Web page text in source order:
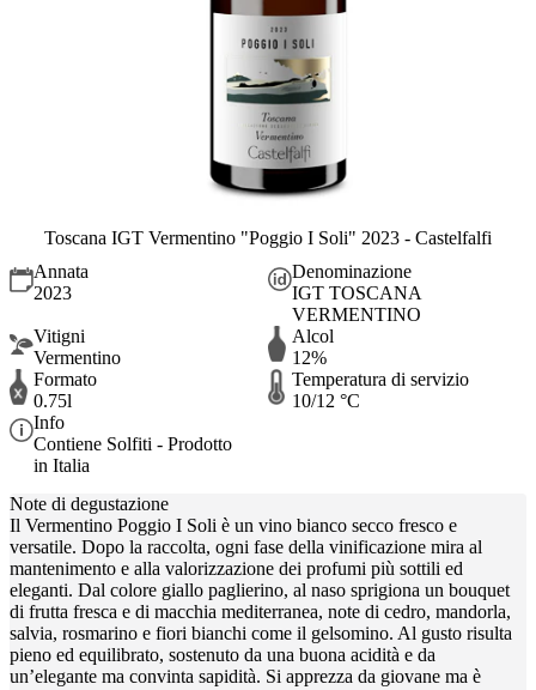
Toscana IGT Vermentino "Poggio I Soli" 2023 - Castelfalfi
Annata
2023
Denominazione
IGT TOSCANA
VERMENTINO
Vitigni
Vermentino
Alcol
12%
Formato
0.75l
Temperatura di servizio
10/12 °C
Info
Contiene Solfiti - Prodotto
in Italia
Note di degustazione
Il Vermentino Poggio I Soli è un vino bianco secco fresco e
versatile. Dopo la raccolta, ogni fase della vinificazione mira al
mantenimento e alla valorizzazione dei profumi più sottili ed
eleganti. Dal colore giallo paglierino, al naso sprigiona un bouquet
di frutta fresca e di macchia mediterranea, note di cedro, mandorla,
salvia, rosmarino e fiori bianchi come il gelsomino. Al gusto risulta
pieno ed equilibrato, sostenuto da una buona acidità e da
un’elegante ma convinta sapidità. Si apprezza da giovane ma è